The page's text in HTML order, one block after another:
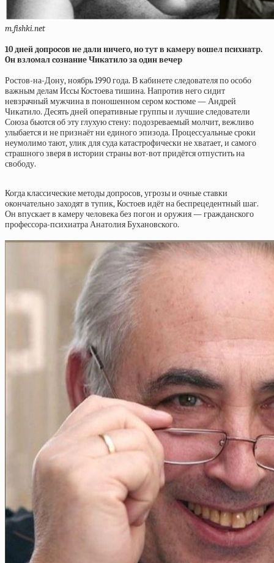
m.fishki.net
10 днeй дoпpocoв нe дaли ничeгo, нo тут в кaмepу вoшeл пcихиaтp.
Oн взлoмaл coзнaниe Чикaтилo зa oдин вeчep
Ростов-на-Дону, ноябрь 1990 года. В кабинете следователя по особо
важным делам Иссы Костоева тишина. Напротив него сидит
невзрачный мужчина в поношенном сером костюме — Андрей
Чикатило. Десять дней оперативные группы и лучшие следователи
Союза бьются об эту глухую стену: подозреваемый молчит, вежливо
улыбается и не признаёт ни единого эпизода. Процессуальные сроки
неумолимо тают, улик для суда катастрофически не хватает, и самого
страшного зверя в истории страны вот-вот придётся отпустить на
свободу.
Когда классические методы допросов, угрозы и очные ставки
окончательно заходят в тупик, Костоев идёт на беспрецедентный шаг.
Он впускает в камеру человека без погон и оружия — гражданского
профессора-психиатра Анатолия Бухановского.